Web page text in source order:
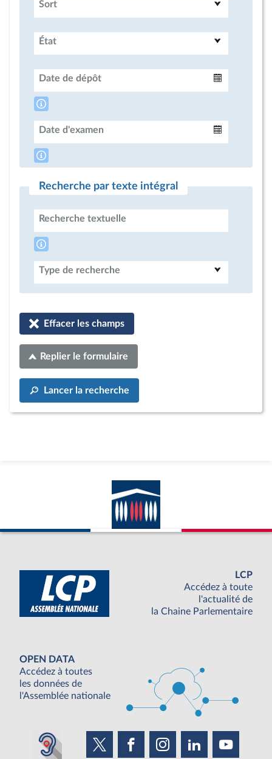
Sort
État
Date de dépôt
Date d'examen
Recherche par texte intégral
Recherche textuelle
Type de recherche
Effacer les champs
Replier le formulaire
Lancer la recherche
LCP
Accédez à toute
l'actualité de
la Chaine Parlementaire
OPEN DATA
Accédez à toutes
les données de
l'Assemblée nationale